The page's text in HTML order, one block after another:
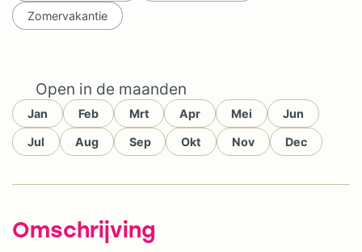
Open in de maanden
Jan Feb Mrt Apr Mei Jun
Jul Aug Sep Okt Nov Dec
Omschrijving
Zomervakantie